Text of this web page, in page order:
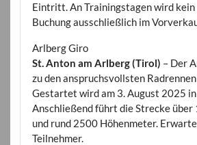
Eintritt. An Trainingstagen wird
Buchung ausschließlich im
Arlberg Giro
St. Anton am Arlberg (Tirol) – Der
zu den anspruchsvollsten
Gestartet wird am 3. August 2025 in
Anschließend führt die Strecke
und rund 2500 Höhenmeter.
Teilnehmer.